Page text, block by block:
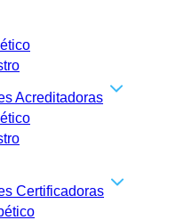
Acreditadoras
Certificadoras